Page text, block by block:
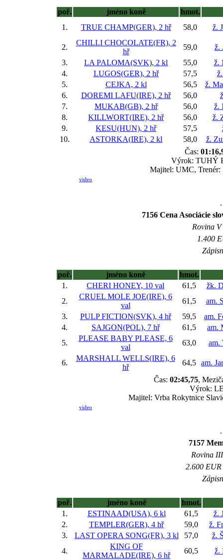
poř. jméno koně
hmot.
1.
TRUE CHAMP(GER), 2 hř 58,0 ž.
2.
CHILLI CHOCOLATE(FR), 2
hř
59,0
ž.
3.
LA PALOMA(SVK), 2 kl 55,0
ž.
4.
LUGOS(GER), 2 hř 57,5
5.
CEJKA, 2 kl 56,5
ž.
6.
DOREMI LAFU(IRE), 2 hř 56,0
7.
MUKAB(GB), 2 hř 56,0
ž.
8.
KILLWORT(IRE), 2 hř 56,0
ž.
9.
KESU(HUN), 2 hř 57,5
10.
ASTORKA(IRE), 2 kl 58,0
ž.
Čas:
Výrok: TUHÝ
Majitel: UMC, Trenér:
video
7156 Cena Asociácie
Rovina
1.400
poř. jméno koně
hmot.
1.
CHERI HONEY, 10 val 61,5
žk.
2.
CRUEL MOLE JOE(IRE), 6
val
61,5
am.
3.
PULP FICTION(SVK), 4 hř 59,5
am.
4.
SAJGON(POL), 7 hř 61,5
am.
5.
PLEASE BABY PLEASE, 6
val
63,0 am.
6.
MARSHALL WELLS(IRE), 6
hř
64,5 am.
Čas: 02:45,75,
Výrok:
Majitel: Vrba Rokytnice
video
7157
Rovina
2.600
poř. jméno koně
hmot.
1.
ESTINAAD(USA), 6 kl 61,5
ž.
2.
TEMPLER(GER), 4 hř 59,0
ž.
3.
LAST OPERA SONG(FR), 3 kl 57,0
ž.
4.
KING OF
MARMALADE(IRE), 6 hř
60,5
ž.